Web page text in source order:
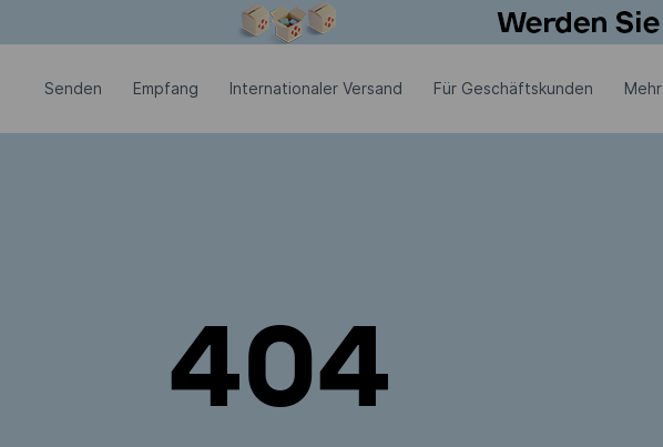
Senden Empfang Internationaler Versand Für Geschäftskunden Mehr
404
Modales Fenster ist geöffnet